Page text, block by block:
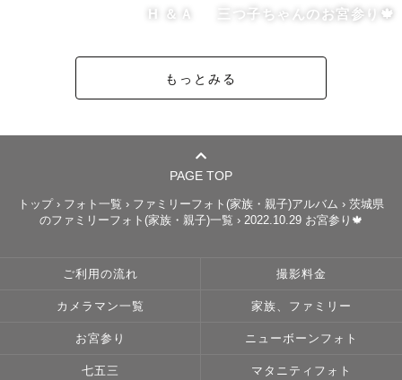
H ＆Ａ 三つ子ちゃんのお宮参り🍁
もっとみる
PAGE TOP
トップ › フォト一覧 › ファミリーフォト(家族・親子)アルバム › 茨城県
のファミリーフォト(家族・親子)一覧 › 2022.10.29 お宮参り🍁
ご利用の流れ 撮影料金
カメラマン一覧 家族、ファミリー
お宮参り ニューボーンフォト
七五三 マタニティフォト